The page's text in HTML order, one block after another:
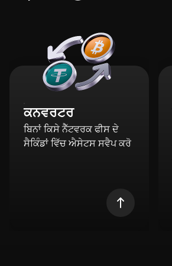
ਕਨਵਰਟਰ
ਬਿਨਾਂ ਕਿਸੇ ਨੈੱਟਵਰਕ ਫੀਸ ਦੇ
ਸੈਕਿੰਡਾਂ ਵਿੱਚ ਐਸੇਟਸ ਸਵੈਪ ਕਰੋ